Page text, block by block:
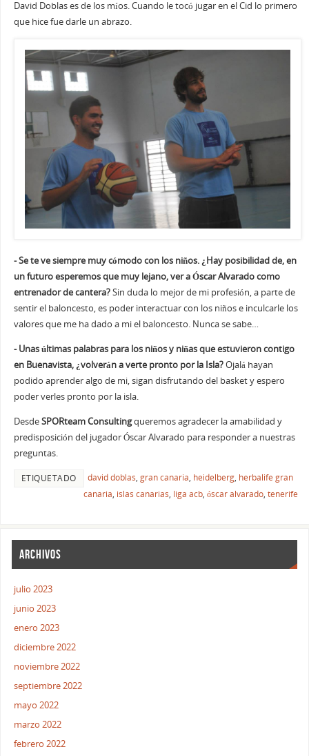
David Doblas es de los míos. Cuando le tocó jugar en el Cid lo primero
que hice fue darle un abrazo.
- Se te ve siempre muy cómodo con los niños. ¿Hay posibilidad de, en
un futuro esperemos que muy lejano, ver a Óscar Alvarado como
entrenador de cantera?Sin duda lo mejor de mi profesión, a parte de
sentir el baloncesto, es poder interactuar con los niños e inculcarle los
valores que me ha dado a mi el baloncesto. Nunca se sabe…
- Unas últimas palabras para los niños y niñas que estuvieron contigo
en Buenavista, ¿volverán a verte pronto por la Isla?Ojalá hayan
podido aprender algo de mi, sigan disfrutando del basket y espero
poder verles pronto por la isla.
DesdeSPORteam Consultingqueremos agradecer la amabilidad y
predisposición del jugador Óscar Alvarado para responder a nuestras
preguntas.
ETIQUETADO david doblas, gran canaria, heidelberg, herbalife gran
canaria, islas canarias, liga acb, óscar alvarado, tenerife
ARCHIVOS
julio 2023
junio 2023
enero 2023
diciembre 2022
noviembre 2022
septiembre 2022
mayo 2022
marzo 2022
febrero 2022